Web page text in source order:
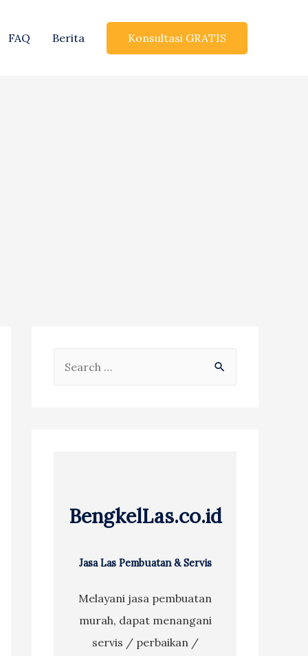
FAQ Berita Konsultasi GRATIS
BengkelLas.co.id
Jasa Las Pembuatan & Servis
Melayani jasa pembuatan
murah, dapat menangani
servis / perbaikan /